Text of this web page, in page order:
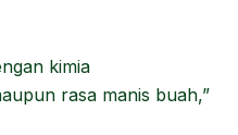
kimia
rasa manis buah,”